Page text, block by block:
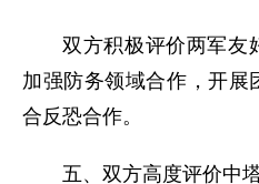
双方积极评价两军友
加强防务领域合作，开展
合反恐合作。
五、双方高度评价中